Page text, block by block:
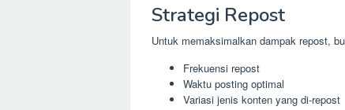
Strategi Repost
Untuk memaksimalkan dampak repost,
Frekuensi repost
Waktu posting optimal
Variasi jenis konten yang di-repost